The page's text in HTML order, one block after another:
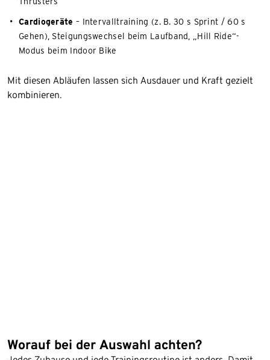
Cardiogeräte – Intervalltraining (z. B. 30 s Sprint / 60 s
Gehen), Steigungswechsel beim Laufband, „Hill Ride“-
Modus beim Indoor Bike
Mit diesen Abläufen lassen sich Ausdauer und Kraft gezielt
kombinieren.
Worauf bei der Auswahl achten?